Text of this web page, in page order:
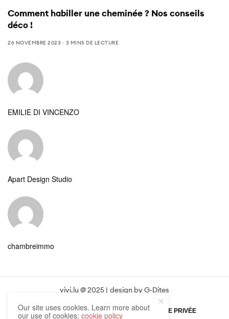
Comment habiller une cheminée ? Nos conseils
déco !
26 NOVEMBRE 2023 3 MINS DE LECTURE
EMILIE DI VINCENZO
Apart Design Studio
chambreimmo
vivi.lu @ 2025 | design byG-Dites
POLITIQUE DE CONFIDENTIALITÉ VIE PRIVÉE
Our site uses cookies. Learn more about
our use of cookies:cookie policy